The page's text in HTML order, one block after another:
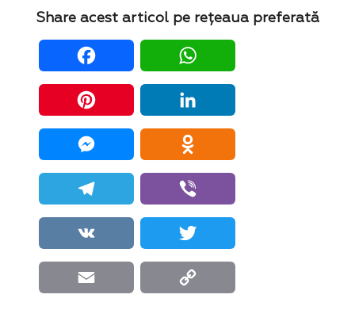
Share acest articol pe rețeaua preferată
Facebook
Pinterest
Messenger
Telegram